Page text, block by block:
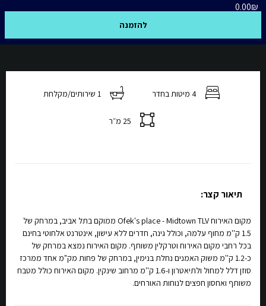
₪
0.00
להזמנה
4 מיטות בחדר 1 שירותים/מקלחת
25 מ״ר
תיאור קצר:
מקום האירוח Ofek's place - Midtown TLV ממוקם בתל אביב, במרחק של
1.5 ק''מ מחוף עלמה, וכולל גינה, חדרים ללא עישון, אינטרנט אלחוטי בחינם
בכל רחבי מקום האירוח וטרקלין משותף. מקום האירוח נמצא במרחק של
כ-1.2 ק''מ משוק האמנים נחלת בנימין, במרחק של פחות מק"מ אחד ממרכז
סוזן דלל למחול ולתיאטרון ו-1.6 ק''מ מרחוב שינקין. מקום האירוח כולל מטבח
משותף ואחסון חפצים לנוחות האורחים.